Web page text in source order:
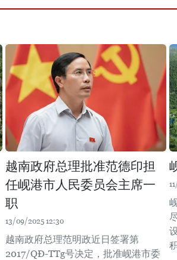
越南政府总理批准范德印担
任岘港市人民委员会主席一
职
13/09/2025 12:30
越南政府总理范明政近日签署第
2017/QĐ-TTg号决定，批准岘港市委